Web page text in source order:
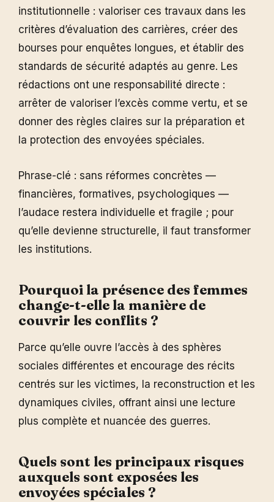
institutionnelle : valoriser ces travaux dans les
critères d’évaluation des carrières, créer des
bourses pour enquêtes longues, et établir des
standards de sécurité adaptés au genre. Les
rédactions ont une responsabilité directe :
arrêter de valoriser l’excès comme vertu, et se
donner des règles claires sur la préparation et
la protection des envoyées spéciales.
Phrase-clé : sans réformes concrètes —
financières, formatives, psychologiques —
l’audace restera individuelle et fragile ; pour
qu’elle devienne structurelle, il faut transformer
les institutions.
Pourquoi la présence des femmes
change-t-elle la manière de
couvrir les conflits ?
Parce qu’elle ouvre l’accès à des sphères
sociales différentes et encourage des récits
centrés sur les victimes, la reconstruction et les
dynamiques civiles, offrant ainsi une lecture
plus complète et nuancée des guerres.
Quels sont les principaux risques
auxquels sont exposées les
envoyées spéciales ?